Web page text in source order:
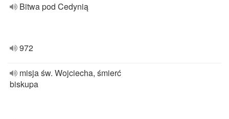
Bitwa pod Cedynią
972
misja św. Wojciecha, śmierć
biskupa